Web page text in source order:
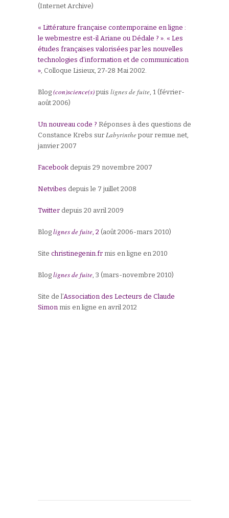
(Internet Archive)
« Littérature française contemporaine en ligne :
le webmestre est-il Ariane ou Dédale ? » « Les
études françaises valorisées par les nouvelles
technologies d’information et de communication
» , Colloque Lisieux, 27-28 Mai 2002.
Blog (con)science(s) puis lignes de fuite , 1 (février-
août 2006)
Un nouveau code ? Réponses à des questions de
Constance Krebs sur Labyrinthe pour remue.net,
janvier 2007
Facebook depuis 29 novembre 2007
Netvibes depuis le 7 juillet 2008
Twitter depuis 20 avril 2009
Blog lignes de fuite , 2 (août 2006-mars 2010)
Site christinegenin.fr mis en ligne en 2010
Blog lignes de fuite , 3 (mars-novembre 2010)
Site de l’Association des Lecteurs de Claude
Simon mis en ligne en avril 2012